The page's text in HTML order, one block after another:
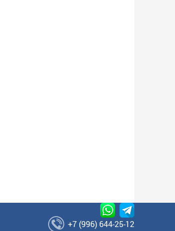
+7 (996) 644-25-12